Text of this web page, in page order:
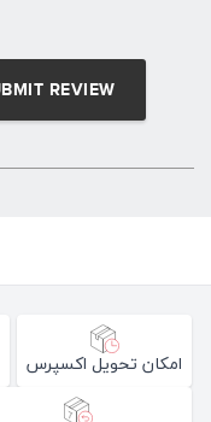
امکان تحویل اکسپرس